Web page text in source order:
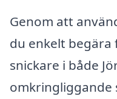
Genom att
du enkelt
snickare i både
omkringliggande